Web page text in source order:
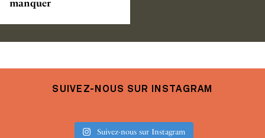
manquer
SUIVEZ-NOUS SUR INSTAGRAM
Suivez-nous sur Instagram